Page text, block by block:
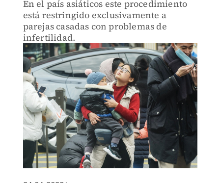
En el país asiáticos este procedimiento
está restringido exclusivamente a
parejas casadas con problemas de
infertilidad.